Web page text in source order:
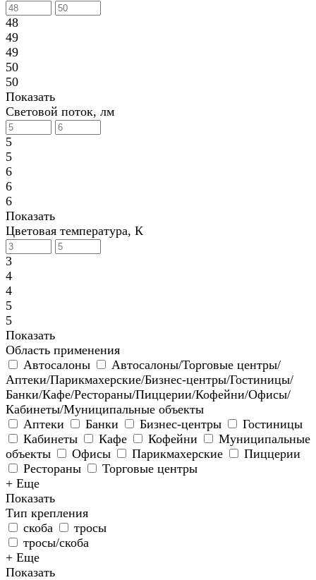
48
49
49
50
50
Показать
Световой поток, лм
5
5
6
6
6
Показать
Цветовая температура, К
3
4
4
5
5
Показать
Область применения
Автосалоны
Автосалоны/Торговые центры/
Аптеки/Парикмахерские/Бизнес-центры/Гостиницы/
Банки/Кафе/Рестораны/Пиццерии/Кофейни/Офисы/
Кабинеты/Муниципальные объекты
Аптеки
Банки Бизнес-центры
Гостиницы
Кабинеты
Кафе Кофейни
Муниципальные
объекты
Офисы Парикмахерские
Пиццерии
Рестораны
Торговые центры
+ Еще
Показать
Тип крепления
скоба
тросы
тросы/скоба
+ Еще
Показать